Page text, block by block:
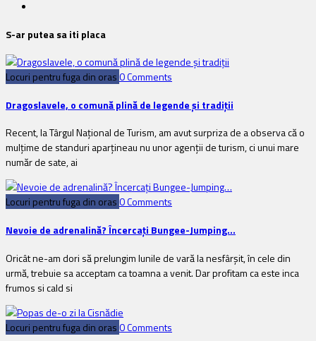
S-ar putea sa iti placa
Locuri pentru fuga din oras0 Comments
Dragoslavele, o comună plină de legende şi tradiţii
Recent, la Târgul Naţional de Turism, am avut surpriza de a observa că o
mulţime de standuri aparţineau nu unor agenţii de turism, ci unui mare
număr de sate, ai
Locuri pentru fuga din oras0 Comments
Nevoie de adrenalină? Încercaţi Bungee-Jumping…
Oricât ne-am dori să prelungim lunile de vară la nesfârşit, în cele din
urmă, trebuie sa acceptam ca toamna a venit. Dar profitam ca este inca
frumos si cald si
Locuri pentru fuga din oras0 Comments